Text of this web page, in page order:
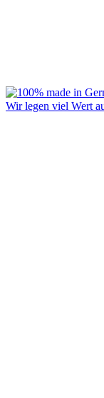
Wir legen viel Wert